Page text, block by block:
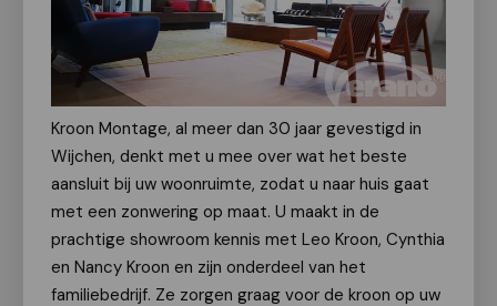
Kroon Montage, al meer dan 30 jaar gevestigd in
Wijchen, denkt met u mee over wat het beste
aansluit bij uw woonruimte, zodat u naar huis gaat
met een zonwering op maat. U maakt in de
prachtige showroom kennis met Leo Kroon, Cynthia
en Nancy Kroon en zijn onderdeel van het
familiebedrijf. Ze zorgen graag voor de kroon op uw